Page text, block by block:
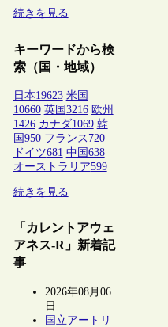
続きを見る
キーワードから検
索（国・地域）
日本19623 米国
10660 英国 3216 欧州
1426 カナダ1069 韓
国 950 フランス 720
ドイツ681 中国 638
オーストラリア599
続きを見る
「カレントアウェ
アネス-R」新着記
事
2026年08月06
日
国立アートリ